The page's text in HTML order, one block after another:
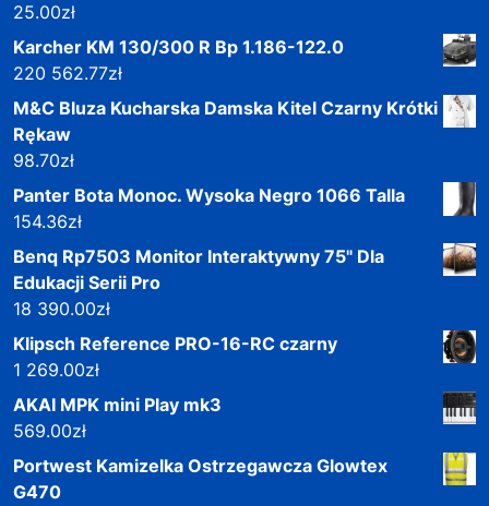
25.00zł
Karcher KM 130/300 R Bp 1.186-122.0
220 562.77zł
M&C Bluza Kucharska Damska Kitel Czarny Krótki
Rękaw
98.70zł
Panter Bota Monoc. Wysoka Negro 1066 Talla
154.36zł
Benq Rp7503 Monitor Interaktywny 75" Dla
Edukacji Serii Pro
18 390.00zł
Klipsch Reference PRO-16-RC czarny
1 269.00zł
AKAI MPK mini Play mk3
569.00zł
Portwest Kamizelka Ostrzegawcza Glowtex
G470